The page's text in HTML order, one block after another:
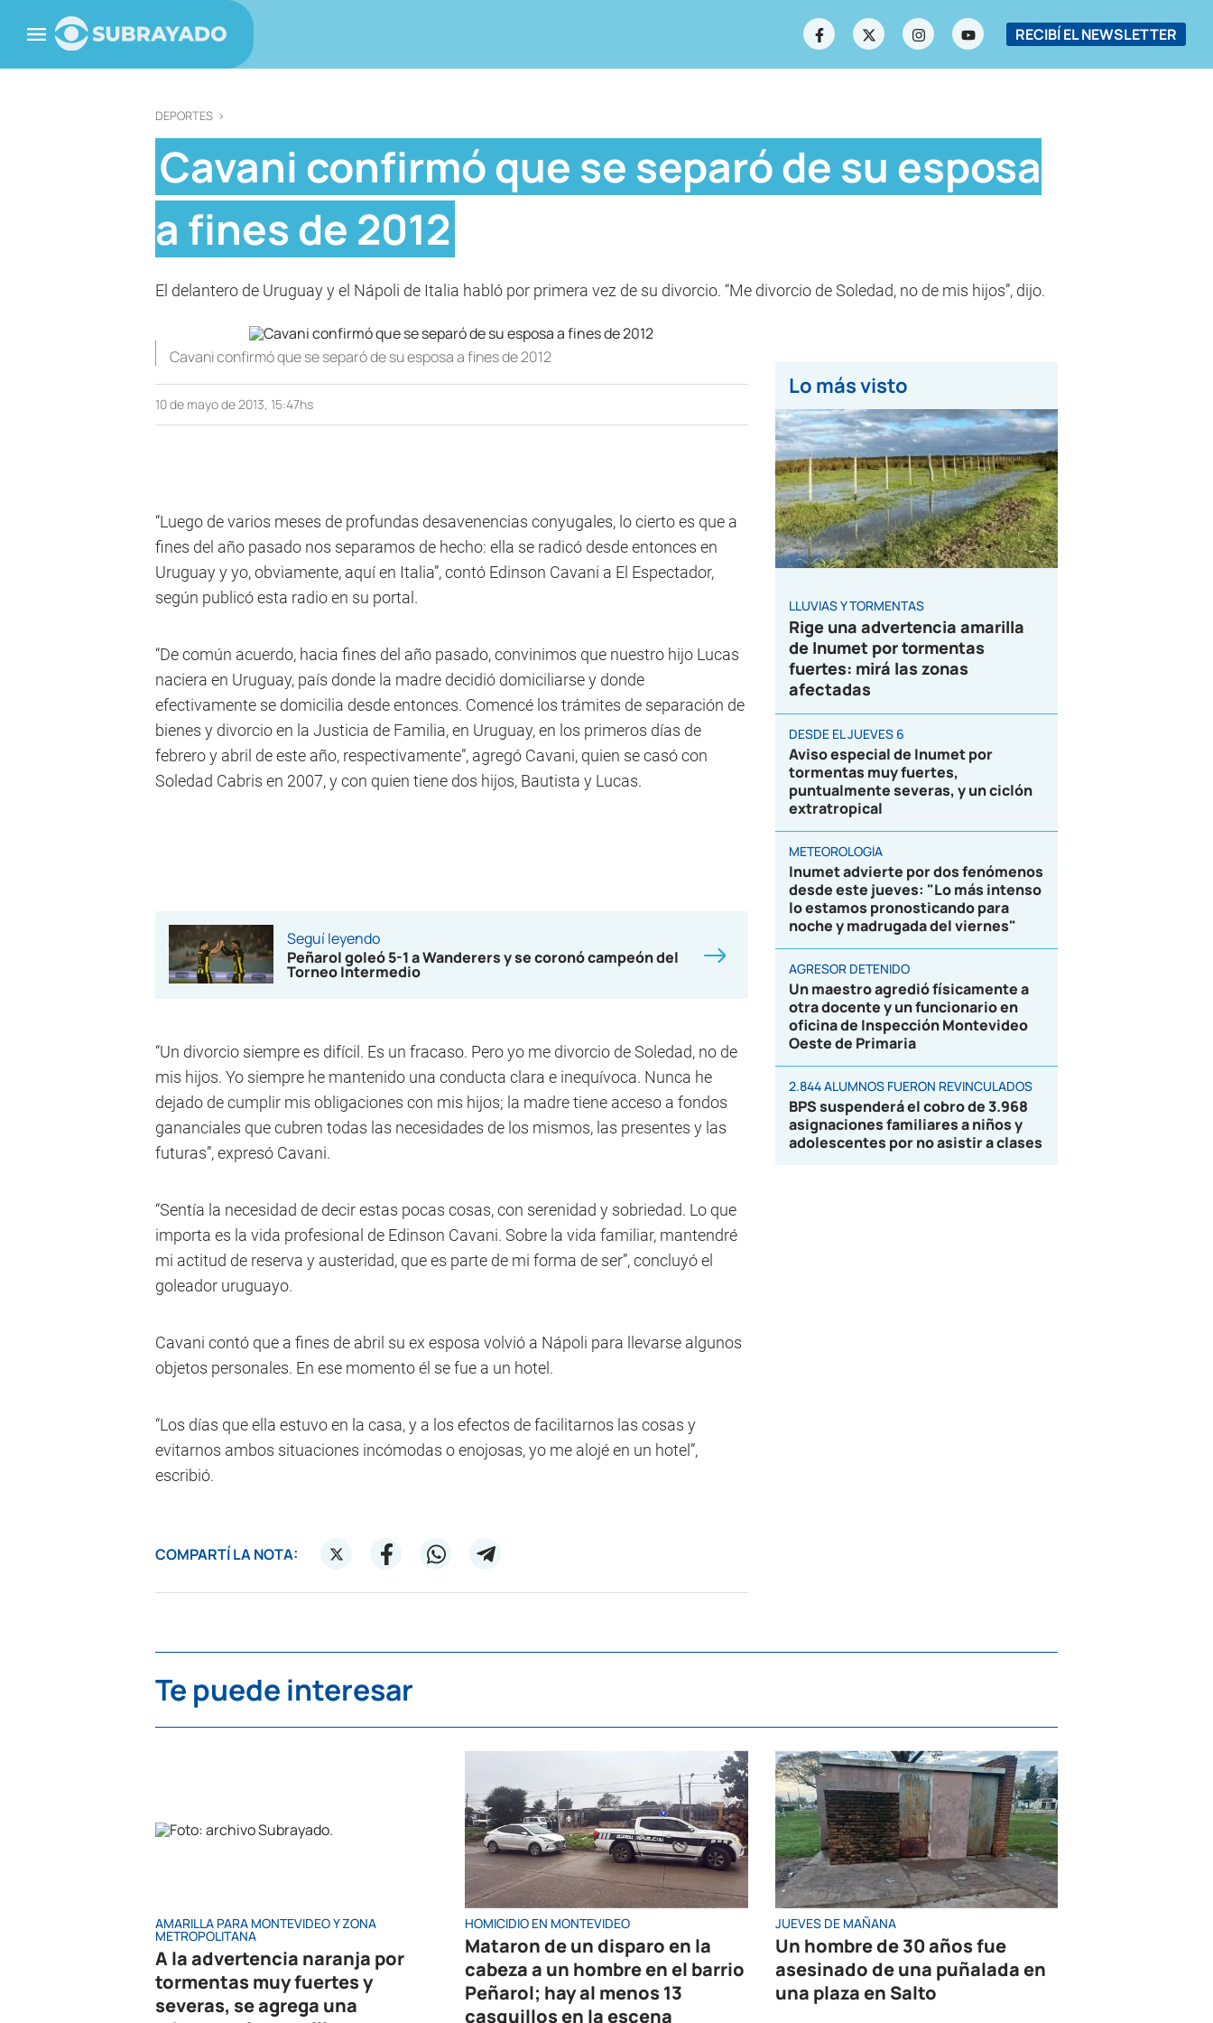
RECIBÍ EL NEWSLETTER
DEPORTES >
Cavani confirmó que se separó de su esposa
a fines de 2012
El delantero de Uruguay y el Nápoli de Italia habló por primera vez de su divorcio. “Me divorcio de Soledad, no de mis hijos”, dijo.
Cavani confirmó que se separó de su esposa a fines de 2012
10 de mayo de 2013, 15:47hs
“Luego de varios meses de profundas desavenencias conyugales, lo cierto es que a
fines del año pasado nos separamos de hecho: ella se radicó desde entonces en
Uruguay y yo, obviamente, aquí en Italia”, contó Edinson Cavani a El Espectador,
según publicó esta radio en su portal.
“De común acuerdo, hacia fines del año pasado, convinimos que nuestro hijo Lucas
naciera en Uruguay, país donde la madre decidió domiciliarse y donde
efectivamente se domicilia desde entonces. Comencé los trámites de separación de
bienes y divorcio en la Justicia de Familia, en Uruguay, en los primeros días de
febrero y abril de este año, respectivamente”, agregó Cavani, quien se casó con
Soledad Cabris en 2007, y con quien tiene dos hijos, Bautista y Lucas.
Seguí leyendo
Peñarol goleó 5-1 a Wanderers y se coronó campeón del
Torneo Intermedio
“Un divorcio siempre es difícil. Es un fracaso. Pero yo me divorcio de Soledad, no de
mis hijos. Yo siempre he mantenido una conducta clara e inequívoca. Nunca he
dejado de cumplir mis obligaciones con mis hijos; la madre tiene acceso a fondos
gananciales que cubren todas las necesidades de los mismos, las presentes y las
futuras”, expresó Cavani.
“Sentía la necesidad de decir estas pocas cosas, con serenidad y sobriedad. Lo que
importa es la vida profesional de Edinson Cavani. Sobre la vida familiar, mantendré
mi actitud de reserva y austeridad, que es parte de mi forma de ser”, concluyó el
goleador uruguayo.
Cavani contó que a fines de abril su ex esposa volvió a Nápoli para llevarse algunos
objetos personales. En ese momento él se fue a un hotel.
“Los días que ella estuvo en la casa, y a los efectos de facilitarnos las cosas y
evitarnos ambos situaciones incómodas o enojosas, yo me alojé en un hotel”,
escribió.
COMPARTÍ LA NOTA:
Lo más visto
LLUVIAS Y TORMENTAS
Rige una advertencia amarilla
de Inumet por tormentas
fuertes: mirá las zonas
afectadas
DESDE EL JUEVES 6
Aviso especial de Inumet por
tormentas muy fuertes,
puntualmente severas, y un ciclón
extratropical
METEOROLOGÍA
Inumet advierte por dos fenómenos
desde este jueves: "Lo más intenso
lo estamos pronosticando para
noche y madrugada del viernes"
AGRESOR DETENIDO
Un maestro agredió físicamente a
otra docente y un funcionario en
oficina de Inspección Montevideo
Oeste de Primaria
2.844 ALUMNOS FUERON REVINCULADOS
BPS suspenderá el cobro de 3.968
asignaciones familiares a niños y
adolescentes por no asistir a clases
Te puede interesar
AMARILLA PARA MONTEVIDEO Y ZONA
METROPOLITANA
A la advertencia naranja por
tormentas muy fuertes y
severas, se agrega una
HOMICIDIO EN MONTEVIDEO
Mataron de un disparo en la
cabeza a un hombre en el barrio
Peñarol; hay al menos 13
casquillos en la escena
JUEVES DE MAÑANA
Un hombre de 30 años fue
asesinado de una puñalada en
una plaza en Salto